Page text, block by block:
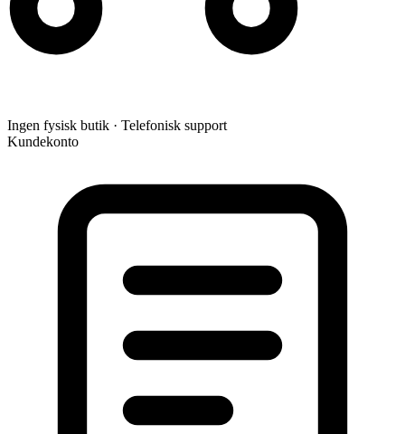
Ingen fysisk butik · Telefonisk support
Kundekonto